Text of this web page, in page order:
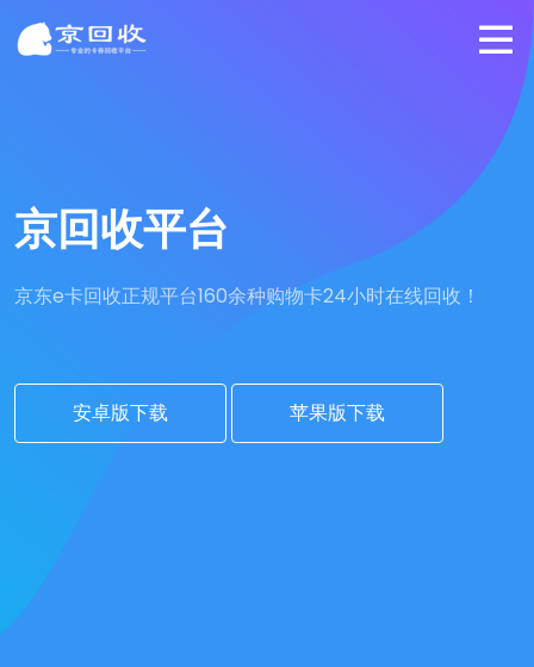
京回收平台
京东e卡回收正规平台160余种购物卡24小时在线回收！
安卓版下载 苹果版下载